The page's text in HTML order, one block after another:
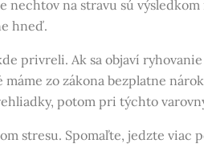
na stravu sú
hneď.
privreli. Ak sa objaví
zo zákona bezplatne
potom pri týchto
stresu. Spomaľte, jedzte